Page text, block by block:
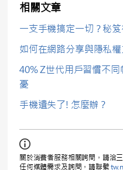
相關文章
一支手機搞定一切？秘笈
如何在網路分享與隱私
40% Z世代用戶習慣不
憂
手機遺失了! 怎麼辦？
關於消費者服務相關詢問，請洽
任何媒體需求及詢問，請聯繫